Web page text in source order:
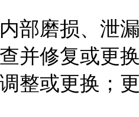
部磨损、泄
并修复或更
整或更换；